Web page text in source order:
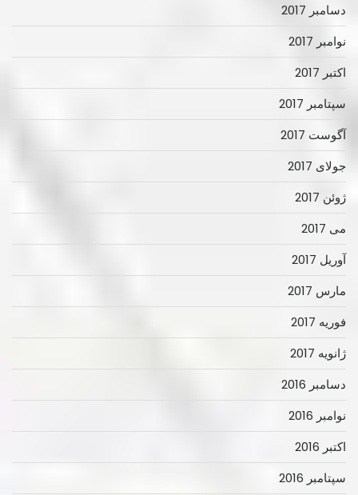
دسامبر 2017
نوامبر 2017
اکتبر 2017
سپتامبر 2017
آگوست 2017
جولای 2017
ژوئن 2017
می 2017
آوریل 2017
مارس 2017
فوریه 2017
ژانویه 2017
دسامبر 2016
نوامبر 2016
اکتبر 2016
سپتامبر 2016